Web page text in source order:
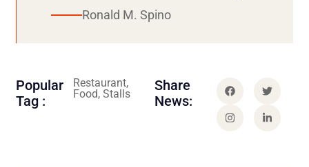
Ronald M. Spino
Popular
Tag :
Restaurant,
Food, Stalls
Share
News: